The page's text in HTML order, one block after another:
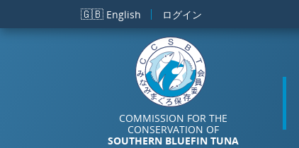
メインコンテンツに移動
🇬🇧 English ログイン
COMMISSION FOR THE
CONSERVATION OF
SOUTHERN BLUEFIN TUNA